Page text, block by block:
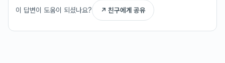
이 답변이 도움이 되셨나요? ↗ 친구에게 공유